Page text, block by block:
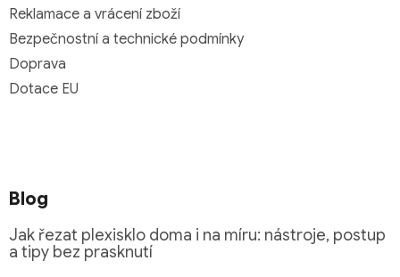
Reklamace a vrácení zboží
Bezpečnostní a technické podmínky
Doprava
Dotace EU
Blog
Jak řezat plexisklo doma i na míru: nástroje, postup
a tipy bez prasknutí